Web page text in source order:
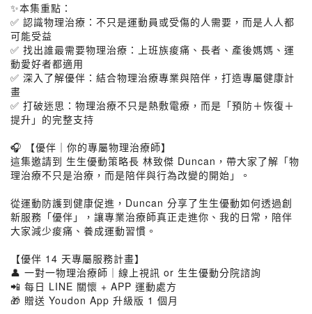
✨本集重點：
✅ 認識物理治療：不只是運動員或受傷的人需要，而是人人都
可能受益
✅ 找出誰最需要物理治療：上班族痠痛、長者、產後媽媽、運
動愛好者都適用
✅ 深入了解優伴：結合物理治療專業與陪伴，打造專屬健康計
畫
✅ 打破迷思：物理治療不只是熱敷電療，而是「預防＋恢復＋
提升」的完整支持
🎧 【優伴｜你的專屬物理治療師】
這集邀請到 生生優動策略長 林致傑 Duncan，帶大家了解「物
理治療不只是治療，而是陪伴與行為改變的開始」。
從運動防護到健康促進，Duncan 分享了生生優動如何透過創
新服務「優伴」，讓專業治療師真正走進你、我的日常，陪伴
大家減少痠痛、養成運動習慣。
【優伴 14 天專屬服務計畫】
👤 一對一物理治療師｜線上視訊 or 生生優動分院諮詢
📲 每日 LINE 關懷 + APP 運動處方
🎁 贈送 Youdon App 升級版 1 個月